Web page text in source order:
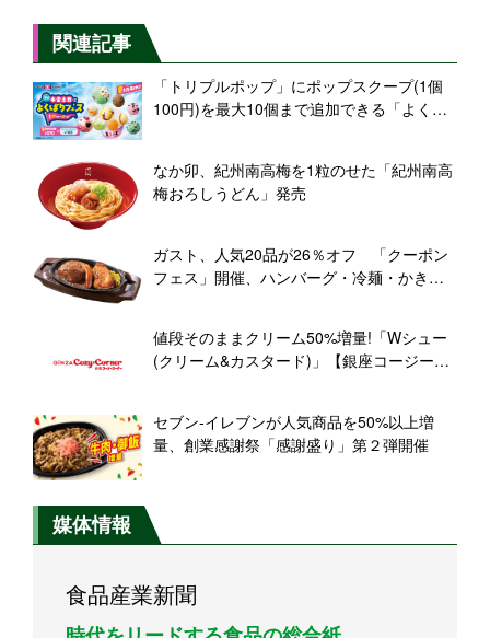
関連記事
「トリプルポップ」にポップスクープ(1個
100円)を最大10個まで追加できる「よくば
なか卯、紀州南高梅を1粒のせた「紀州南高
梅おろしうどん」発売
ガスト、人気20品が26％オフ 「クーポン
フェス」開催、ハンバーグ・冷麺・かき氷
値段そのままクリーム50%増量!「Wシュー
(クリーム&カスタード)」【銀座コージーコ
セブン‐イレブンが人気商品を50%以上増
量、創業感謝祭「感謝盛り」第２弾開催
媒体情報
食品産業新聞